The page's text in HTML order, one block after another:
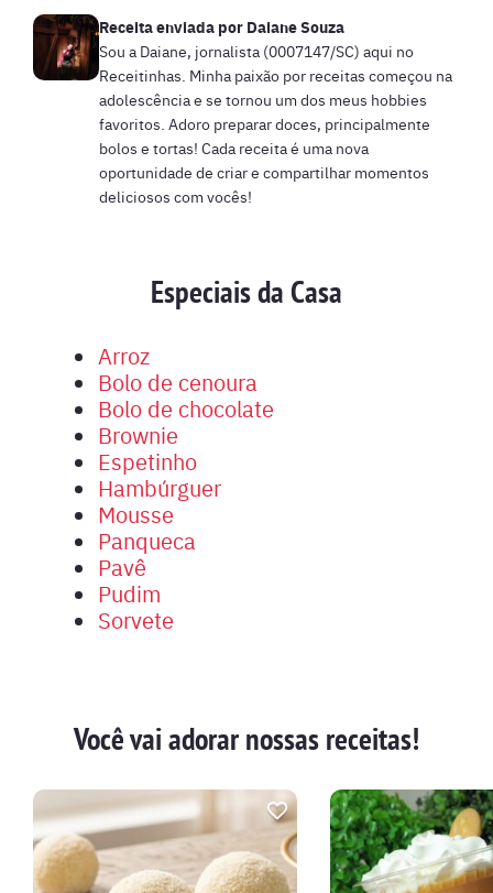
Receita enviada por Daiane Souza
Sou a Daiane, jornalista (0007147/SC) aqui no
Receitinhas. Minha paixão por receitas começou na
adolescência e se tornou um dos meus hobbies
favoritos. Adoro preparar doces, principalmente
bolos e tortas! Cada receita é uma nova
oportunidade de criar e compartilhar momentos
deliciosos com vocês!
Especiais da Casa
Arroz
Bolo de cenoura
Bolo de chocolate
Brownie
Espetinho
Hambúrguer
Mousse
Panqueca
Pavê
Pudim
Sorvete
Você vai adorar nossas receitas!